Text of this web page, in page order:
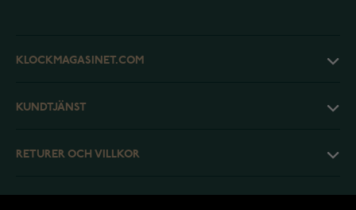
KLOCKMAGASINET.COM
KUNDTJÄNST
RETURER OCH VILLKOR